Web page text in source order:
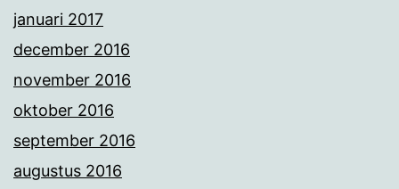
januari 2017
december 2016
november 2016
oktober 2016
september 2016
augustus 2016